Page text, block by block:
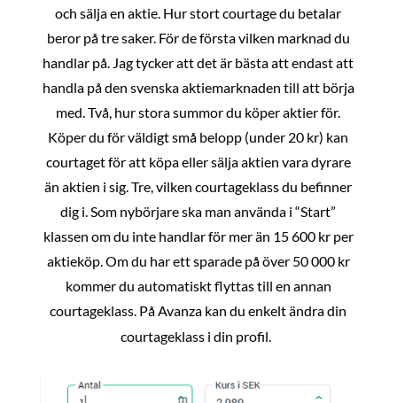
och sälja en aktie. Hur stort courtage du betalar
beror på tre saker. För de första vilken marknad du
handlar på. Jag tycker att det är bästa att endast att
handla på den svenska aktiemarknaden till att börja
med. Två, hur stora summor du köper aktier för.
Köper du för väldigt små belopp (under 20 kr) kan
courtaget för att köpa eller sälja aktien vara dyrare
än aktien i sig. Tre, vilken courtageklass du befinner
dig i. Som nybörjare ska man använda i “Start”
klassen om du inte handlar för mer än 15 600 kr per
aktieköp. Om du har ett sparade på över 50 000 kr
kommer du automatiskt flyttas till en annan
courtageklass. På Avanza kan du enkelt ändra din
courtageklass i din profil.